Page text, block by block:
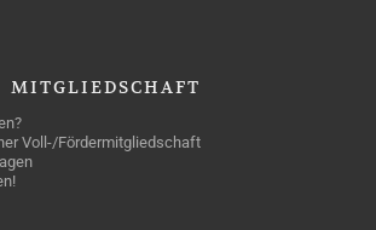
MITGLIEDSCHAFT
Voll-/Fördermitgliedschaft